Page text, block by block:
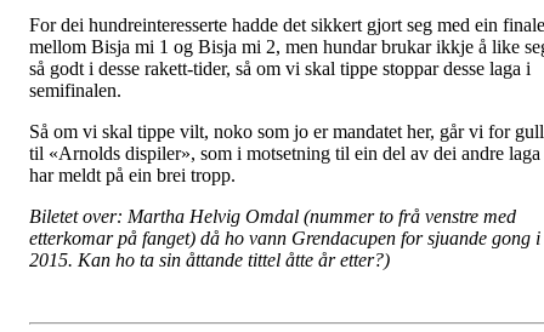
For dei hundreinteresserte hadde det sikkert gjort seg med ein finale
mellom Bisja mi 1 og Bisja mi 2, men hundar brukar ikkje å like
så godt i desse rakett-tider, så om vi skal tippe stoppar desse laga i
semifinalen.
Så om vi skal tippe vilt, noko som jo er mandatet her, går vi for gull
til «Arnolds dispiler», som i motsetning til ein del av dei andre laga
har meldt på ein brei tropp.
Biletet over: Martha Helvig Omdal (nummer to frå venstre med
etterkomar på fanget) då ho vann Grendacupen for sjuande gong i
2015. Kan ho ta sin åttande tittel åtte år etter?)